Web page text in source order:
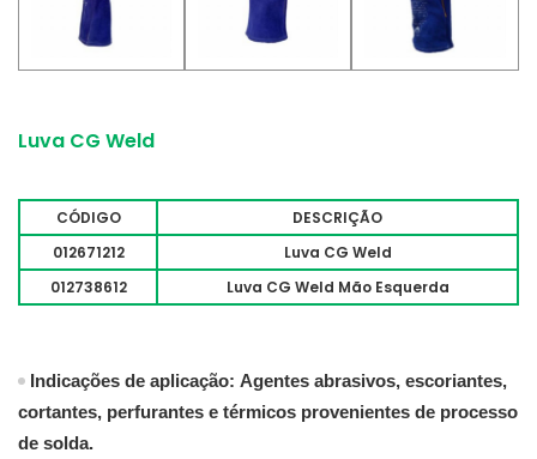
Luva CG Weld
CÓDIGO
DESCRIÇÃO
012671212
Luva CG Weld
012738612
Luva CG Weld Mão Esquerda
Indicações de aplicação: Agentes abrasivos, escoriantes,
cortantes, perfurantes e térmicos provenientes de processo
de solda.